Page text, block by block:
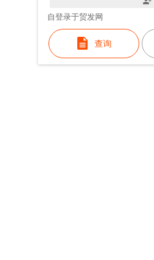
自登录于贸发网
查询